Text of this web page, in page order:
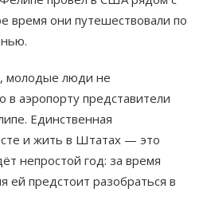
время они путешествовали по
молодые люди не
в аэропорту представители
Единственная
и жить в Штатах — это
непростой год: за время
ей предстоит разобраться в